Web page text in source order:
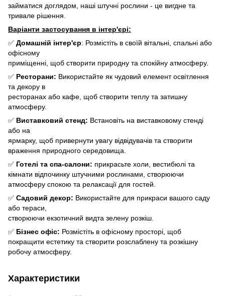
займатися доглядом, наші штучні рослини - це вигдне та
тривале рішення.
Варіанти застосування в інтер'єрі:
✅ Домашній інтер'єр: Розмістіть в своїй вітальні, спальні або
офісному
приміщенні, щоб створити природну та спокійну атмосферу.
✅ Ресторани: Використайте як чудовий елемент освітлення
та декору в
ресторанах або кафе, щоб створити теплу та затишну
атмосферу.
✅ Виставковий стенд: Встановіть на виставковому стенді
або на
ярмарку, щоб привернути увагу відвідувачів та створити
враження природного середовища.
✅ Готелі та спа-салони: прикрасьте холи, вестибюлі та
кімнати відпочинку штучними рослинами, створюючи
атмосферу спокою та релаксації для гостей.
✅ Садовий декор: Використайте для прикраси вашого саду
або тераси,
створюючи екзотичний видта зелену розкіш.
✅ Бізнес офіс: Розмістіть в офісному просторі, щоб
покращити естетику та створити розслаблену та розкішну
робочу атмосферу.
Характеристики